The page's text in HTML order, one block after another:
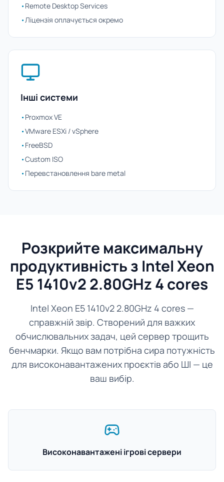
•Remote Desktop Services
•Ліцензія оплачується окремо
Інші системи
•Proxmox VE
•VMware ESXi / vSphere
•FreeBSD
•Custom ISO
•Перевстановлення bare metal
Розкрийте максимальну
продуктивність з Intel Xeon
E5 1410v2 2.80GHz 4 cores
Intel Xeon E5 1410v2 2.80GHz 4 cores —
справжній звір. Створений для важких
обчислювальних задач, цей сервер трощить
бенчмарки. Якщо вам потрібна сира потужність
для високонавантажених проєктів або ШІ — це
ваш вибір.
Високонавантажені ігрові сервери